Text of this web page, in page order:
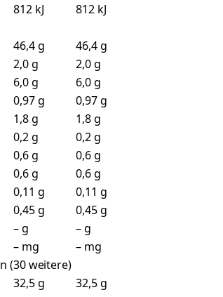
812 kJ
812 kJ
46,4 g
46,4 g
2,0 g
2,0 g
6,0 g
6,0 g
0,97 g
0,97 g
1,8 g
1,8 g
0,2 g
0,2 g
0,6 g
0,6 g
0,6 g
0,6 g
0,11 g
0,11 g
0,45 g
0,45 g
– g
– g
– mg
– mg
(30 weitere)
32,5 g
32,5 g